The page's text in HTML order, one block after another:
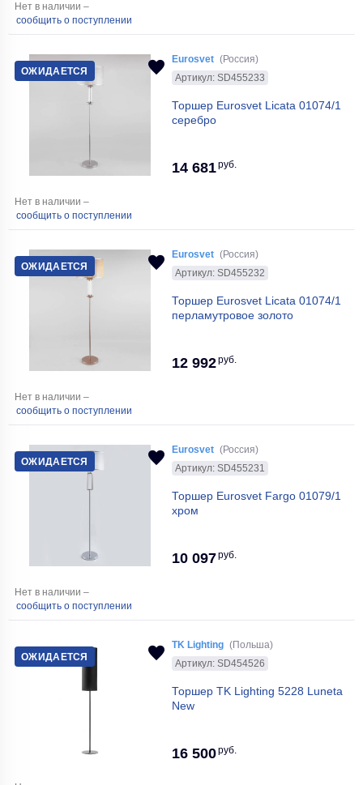
Нет в наличии –
сообщить о поступлении
ОЖИДАЕТСЯ
Eurosvet (Россия)
Артикул: SD455233
Торшер Eurosvet Licata 01074/1
серебро
14 681руб.
Нет в наличии –
сообщить о поступлении
ОЖИДАЕТСЯ
Eurosvet (Россия)
Артикул: SD455232
Торшер Eurosvet Licata 01074/1
перламутровое золото
12 992руб.
Нет в наличии –
сообщить о поступлении
ОЖИДАЕТСЯ
Eurosvet (Россия)
Артикул: SD455231
Торшер Eurosvet Fargo 01079/1
хром
10 097руб.
Нет в наличии –
сообщить о поступлении
ОЖИДАЕТСЯ
TK Lighting (Польша)
Артикул: SD454526
Торшер TK Lighting 5228 Luneta
New
16 500руб.